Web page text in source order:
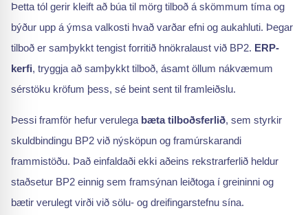
Þetta tól gerir kleift að búa til mörg tilboð á skömmum tíma og
býður upp á ýmsa valkosti hvað varðar efni og aukahluti. Þegar
tilboð er samþykkt tengist forritið hnökralaust við BP2. ERP-
kerfi, tryggja að samþykkt tilboð, ásamt öllum nákvæmum
sérstöku kröfum þess, sé beint sent til framleiðslu.
Þessi framför hefur verulega bæta tilboðsferlið, sem styrkir
skuldbindingu BP2 við nýsköpun og framúrskarandi
frammistöðu. Það einfaldaði ekki aðeins rekstrarferlið heldur
staðsetur BP2 einnig sem framsýnan leiðtoga í greininni og
bætir verulegt virði við sölu- og dreifingarstefnu sína.